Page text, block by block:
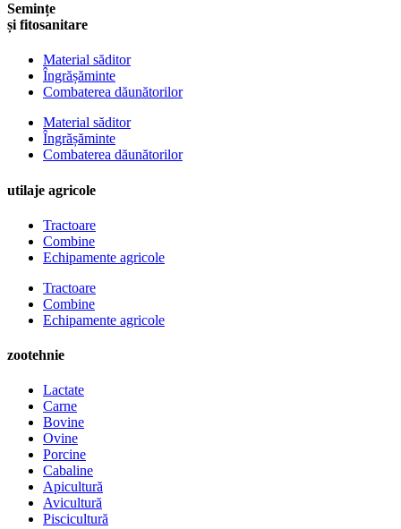
Semințe
și fitosanitare
Material săditor
Îngrășăminte
Combaterea dăunătorilor
Material săditor
Îngrășăminte
Combaterea dăunătorilor
utilaje agricole
Tractoare
Combine
Echipamente agricole
Tractoare
Combine
Echipamente agricole
zootehnie
Lactate
Carne
Bovine
Ovine
Porcine
Cabaline
Apicultură
Avicultură
Piscicultură